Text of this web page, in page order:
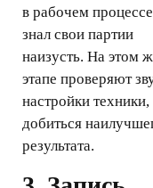
в рабочем
знал свои партии
наизусть. На этом
этапе проверяют
настройки
добиться
результата.